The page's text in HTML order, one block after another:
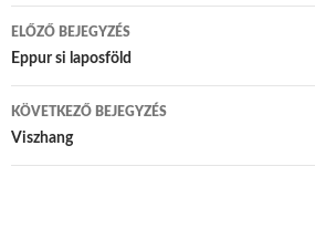
Bejegyzés navigáció
ELŐZŐ BEJEGYZÉS
Eppur si laposföld
KÖVETKEZŐ BEJEGYZÉS
Viszhang